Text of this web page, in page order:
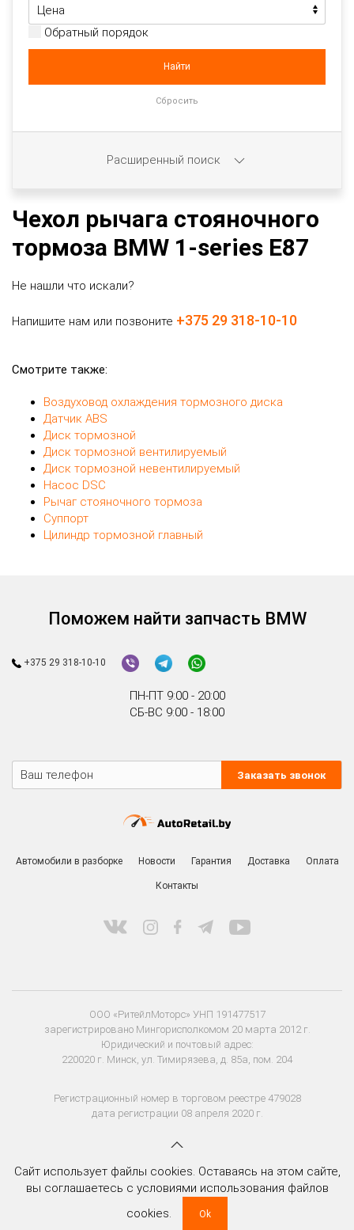
Чехол рычага стояночного
тормоза BMW 1-series E87
Не нашли что искали?
Напишите нам или позвоните +375 29 318-10-10
Смотрите также:
Воздуховод охлаждения тормозного диска
Датчик ABS
Диск тормозной
Диск тормозной вентилируемый
Диск тормозной невентилируемый
Насос DSC
Рычаг стояночного тормоза
Суппорт
Цилиндр тормозной главный
Обратный порядок
Расширенный поиск
Поможем найти запчасть BMW
+375 29 318-10-10
ПН-ПТ 9:00 - 20:00
СБ-ВС 9:00 - 18:00
Заказать звонок
Автомобили в разборке Новости Гарантия Доставка Оплата
Контакты
ООО «РитейлМоторс» УНП 191477517
зарегистрировано Мингорисполкомом 20 марта 2012 г.
Юридический и почтовый адрес:
220020 г. Минск, ул. Тимирязева, д. 85а, пом. 204
Регистрационный номер в торговом реестре 479028
дата регистрации 08 апреля 2020 г.
Сайт использует файлы cookies. Оставаясь на этом сайте,
вы соглашаетесь с условиями использования файлов
cookies.
Ok